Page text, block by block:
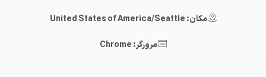
مکان: United States of America/Seattle
مرورگر: Chrome